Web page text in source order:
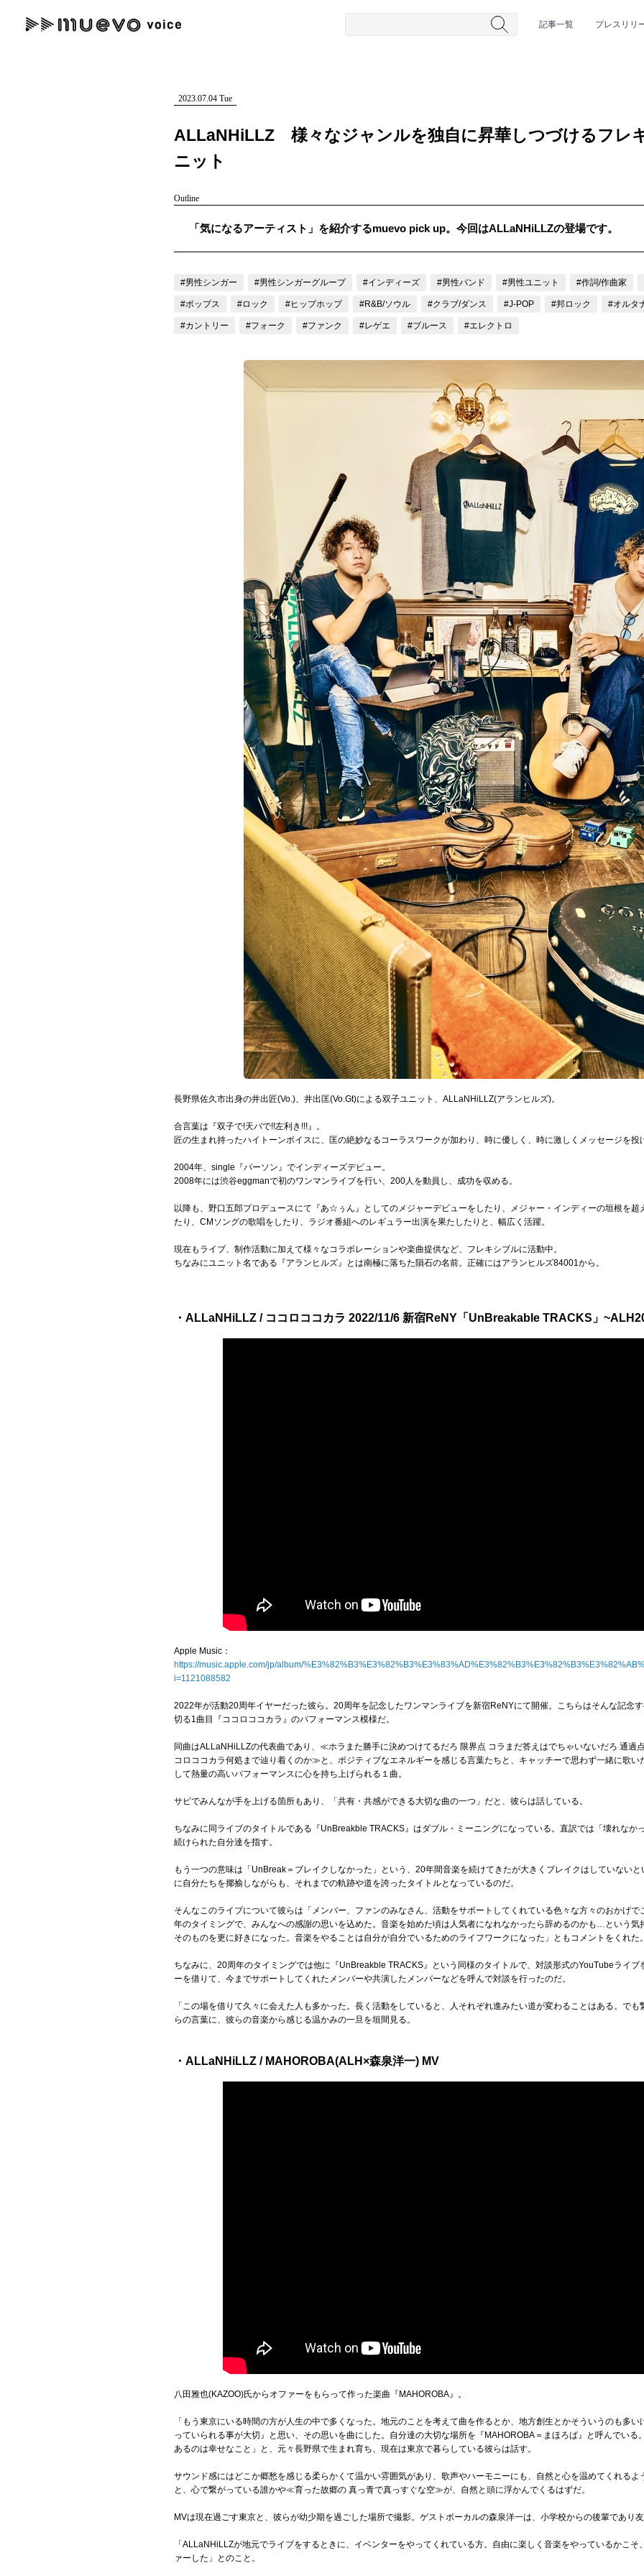
記事一覧 プレスリリ
#ロック #男性シンガー #HR/HM #女性シンガー #ヒップホップ #男性シンガーグループ
"読者の声を形にする”音楽特化メディア
2023.07.04 Tue
ALLaNHiLLZ 様々なジャンルを独自に昇華しつづけるフレ
ニット
Outline
「気になるアーティスト」を紹介するmuevo pick up。今回はALLaNHiLLZの登場です。
#男性シンガー #男性シンガーグループ #インディーズ #男性バンド #男性ユニット #作詞/作曲家
#ポップス #ロック #ヒップホップ #R&B/ソウル #クラブ/ダンス #J-POP #邦ロック #オルタ
#カントリー #フォーク #ファンク #レゲエ #ブルース #エレクトロ
長野県佐久市出身の井出匠(Vo.)、井出匡(Vo.Gt)による双子ユニット、ALLaNHiLLZ(アランヒルズ)。
合言葉は『双子で!天パで!!左利き!!!』。
匠の生まれ持ったハイトーンボイスに、匡の絶妙なるコーラスワークが加わり、時に優しく、時に激しくメッセージを投
2004年、single『パーソン』でインディーズデビュー。
2008年には渋谷eggmanで初のワンマンライブを行い、200人を動員し、成功を収める。
以降も、野口五郎プロデュースにて『あ☆ぅん』としてのメジャーデビューをしたり、メジャー・インディーの垣根を超
たり、CMソングの歌唱をしたり、ラジオ番組へのレギュラー出演を果たしたりと、幅広く活躍。
現在もライブ、制作活動に加えて様々なコラボレーションや楽曲提供など、フレキシブルに活動中。
ちなみにユニット名である『アランヒルズ』とは南極に落ちた隕石の名前。正確にはアランヒルズ84001から。
・ALLaNHiLLZ / ココロココカラ 2022/11/6 新宿ReNY「UnBreakable TRACKS」
Apple Music：
https://music.apple.com/jp/album/
i=1121088582
2022年が活動20周年イヤーだった彼ら。20周年を記念したワンマンライブを新宿ReNYにて開催。こちらはそんな記念
切る1曲目『ココロココカラ』のパフォーマンス模様だ。
同曲はALLaNHiLLZの代表曲であり、≪ホラまた勝手に決めつけてるだろ 限界点 コラまだ答えはでちゃいないだろ 通
コロココカラ何処まで辿り着くのか≫と、ポジティブなエネルギーを感じる言葉たちと、キャッチーで思わず一緒に歌い
して熱量の高いパフォーマンスに心を持ち上げられる１曲。
サビでみんなが手を上げる箇所もあり、「共有・共感ができる大切な曲の一つ」だと、彼らは話している。
ちなみに同ライブのタイトルである『UnBreakble TRACKS』はダブル・ミーニングになっている。直訳では「壊れなか
続けられた自分達を指す。
もう一つの意味は「UnBreak＝ブレイクしなかった」という、20年間音楽を続けてきたが大きくブレイクはしていない
に自分たちを揶揄しながらも、それまでの軌跡や道を誇ったタイトルとなっているのだ。
そんなこのライブについて彼らは「メンバー、ファンのみなさん、活動をサポートしてくれている色々な方々のおかげ
年のタイミングで、みんなへの感謝の思いを込めた。音楽を始めた頃は人気者になれなかったら辞めるのかも…という
そのものを更に好きになった。音楽をやることは自分が自分でいるためのライフワークになった」ともコメントをくれた。
ちなみに、20周年のタイミングでは他に『UnBreakble TRACKS』という同様のタイトルで、対談形式のYouTubeライ
ーを借りて、今までサポートしてくれたメンバーや共演したメンバーなどを呼んで対談を行ったのだ。
「この場を借りて久々に会えた人も多かった。長く活動をしていると、人それぞれ進みたい道が変わることはある。で
らの言葉に、彼らの音楽から感じる温かみの一旦を垣間見る。
・ALLaNHiLLZ / MAHOROBA(ALH×森泉洋一) MV
八田雅也(KAZOO)氏からオファーをもらって作った楽曲『MAHOROBA』。
「もう東京にいる時間の方が人生の中で多くなった。地元のことを考えて曲を作るとか、地方創生とかそういうのも多
っていられる事が大切』と思い、その思いを曲にした。自分達の大切な場所を『MAHOROBA＝まほろば』と呼んでいる
あるのは幸せなこと」と、元々長野県で生まれ育ち、現在は東京で暮らしている彼らは話す。
サウンド感にはどこか郷愁を感じる柔らかくて温かい雰囲気があり、歌声やハーモニーにも、自然と心を温めてくれるよ
と、心で繋がっている誰かや≪育った故郷の 真っ青で真っすぐな空≫が、自然と頭に浮かんでくるはずだ。
MVは現在過ごす東京と、彼らが幼少期を過ごした場所で撮影。ゲストボーカルの森泉洋一は、小学校からの後輩であり友
「ALLaNHiLLZが地元でライブをするときに、イベンターをやってくれている方。自由に楽しく音楽をやっているかこ
ァーした」とのこと。